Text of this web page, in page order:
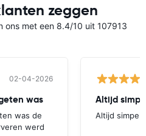
zeggen
ons met een 8.4/10 uit 107913
02-04-2026
was
was de
werd
Altijd
Altijd simpel